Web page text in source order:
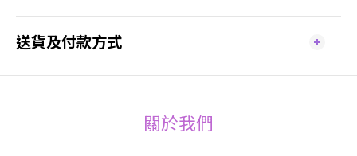
送貨及付款方式
關於我們